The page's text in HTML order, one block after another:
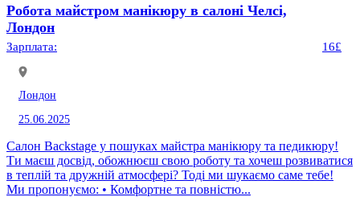
Робота майстром манікюру в салоні Челсі,
Лондон
Зарплата: 16£
Лондон
25.06.2025
Салон Backstage у пошуках майстра манікюру та педикюру!
Ти маєш досвід, обожнюєш свою роботу та хочеш розвиватися
в теплій та дружній атмосфері? Тоді ми шукаємо саме тебе!
Ми пропонуємо: • Комфортне та повністю...